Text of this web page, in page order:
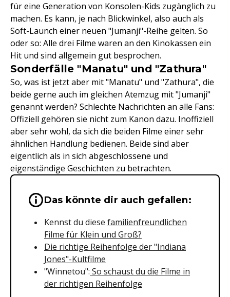
für eine Generation von Konsolen-Kids zugänglich zu
machen. Es kann, je nach Blickwinkel, also auch als
Soft-Launch einer neuen "Jumanji"-Reihe gelten. So
oder so: Alle drei Filme waren an den Kinokassen ein
Hit und sind allgemein gut besprochen.
Sonderfälle "Manatu" und "Zathura"
So, was ist jetzt aber mit "Manatu" und "Zathura", die
beide gerne auch im gleichen Atemzug mit "Jumanji"
genannt werden? Schlechte Nachrichten an alle Fans:
Offiziell gehören sie nicht zum Kanon dazu. Inoffiziell
aber sehr wohl, da sich die beiden Filme einer sehr
ähnlichen Handlung bedienen. Beide sind aber
eigentlich als in sich abgeschlossene und
eigenständige Geschichten zu betrachten.
Wichtige Hinweise &
Das könnte dir auch gefallen:
Kennst du diese familienfreundlichen
Filme für Klein und Groß?
Die richtige Reihenfolge der "Indiana
Jones"-Kultfilme
"Winnetou": So schaust du die Filme in
der richtigen Reihenfolge